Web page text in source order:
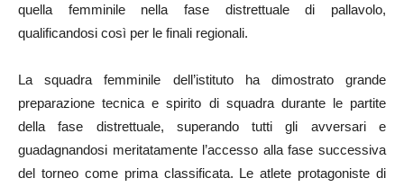
quella femminile nella fase distrettuale di pallavolo,
qualificandosi così per le finali regionali.
La squadra femminile dell’istituto ha dimostrato grande
preparazione tecnica e spirito di squadra durante le partite
della fase distrettuale, superando tutti gli avversari e
guadagnandosi meritatamente l’accesso alla fase successiva
del torneo come prima classificata. Le atlete protagoniste di